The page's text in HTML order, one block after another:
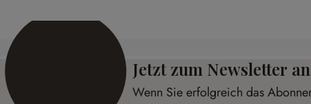
Jetzt zum Newsletter
Wenn Sie erfolgreich das